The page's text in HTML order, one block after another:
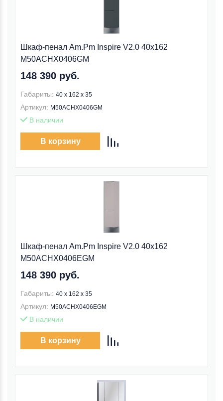
Шкаф-пенал Am.Pm Inspire V2.0 40x162
M50ACHX0406GM
148 390 руб.
Габариты: 40 x 162 x 35
Артикул: M50ACHX0406GM
В наличии
В корзину
Шкаф-пенал Am.Pm Inspire V2.0 40x162
M50ACHX0406EGM
148 390 руб.
Габариты: 40 x 162 x 35
Артикул: M50ACHX0406EGM
В наличии
В корзину